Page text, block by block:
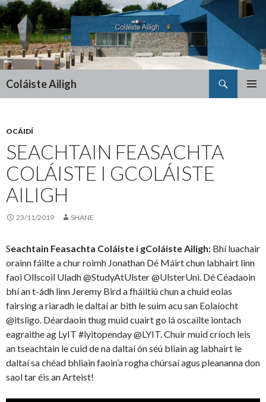
Coláiste Ailigh
OCÁIDÍ
SEACHTAIN FEASACHTA
COLÁISTE I GCOLÁISTE
AILIGH
23/11/2019 SHANE
Seachtain Feasachta Coláiste i gColáiste Ailigh: Bhí luachair
orainn fáilte a chur roimh Jonathan Dé Máirt chun labhairt linn
faoi Ollscoil Uladh @StudyAtUlster @UlsterUni. Dé Céadaoin
bhí an t-ádh linn Jeremy Bird a fháiltiú chun a chuid eolas
fairsing a riaradh le daltaí ar bith le suim acu san Eolaíocht
@itsligo. Déardaoin thug muid cuairt go lá oscailte iontach
eagraithe ag LyIT #lyitopenday @LYIT. Chuir muid críoch leis
an tseachtain le cuid de na daltaí ón séú bliain ag labhairt le
daltaí sa chéad bhliain faoin’a rogha chúrsaí agus pleananna don
saol tar éis an Arteist!